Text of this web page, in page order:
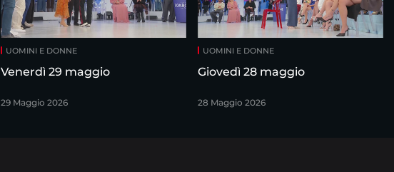
UOMINI E DONNE
Venerdì 29 maggio
29 Maggio 2026
UOMINI E DONNE
Giovedì 28 maggio
28 Maggio 2026